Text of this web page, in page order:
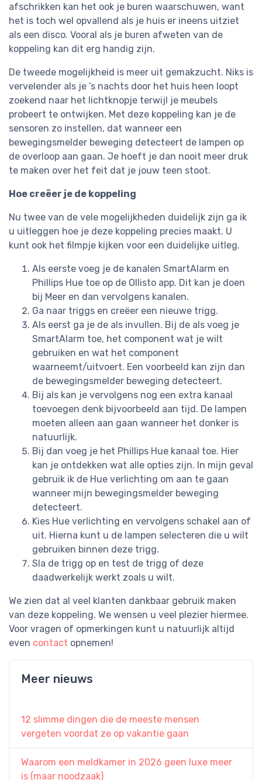
afschrikken kan het ook je buren waarschuwen, want
het is toch wel opvallend als je huis er ineens uitziet
als een disco. Vooral als je buren afweten van de
koppeling kan dit erg handig zijn.
De tweede mogelijkheid is meer uit gemakzucht. Niks is
vervelender als je ’s nachts door het huis heen loopt
zoekend naar het lichtknopje terwijl je meubels
probeert te ontwijken. Met deze koppeling kan je de
sensoren zo instellen, dat wanneer een
bewegingsmelder beweging detecteert de lampen op
de overloop aan gaan. Je hoeft je dan nooit meer druk
te maken over het feit dat je jouw teen stoot.
Hoe creëer je de koppeling
Nu twee van de vele mogelijkheden duidelijk zijn ga ik
u uitleggen hoe je deze koppeling precies maakt. U
kunt ook het filmpje kijken voor een duidelijke uitleg.
Als eerste voeg je de kanalen SmartAlarm en
Phillips Hue toe op de Ollisto app. Dit kan je doen
bij Meer en dan vervolgens kanalen.
Ga naar triggs en creëer een nieuwe trigg.
Als eerst ga je de als invullen. Bij de als voeg je
SmartAlarm toe, het component wat je wilt
gebruiken en wat het component
waarneemt/uitvoert. Een voorbeeld kan zijn dan
de bewegingsmelder beweging detecteert.
Bij als kan je vervolgens nog een extra kanaal
toevoegen denk bijvoorbeeld aan tijd. De lampen
moeten alleen aan gaan wanneer het donker is
natuurlijk.
Bij dan voeg je het Phillips Hue kanaal toe. Hier
kan je ontdekken wat alle opties zijn. In mijn geval
gebruik ik de Hue verlichting om aan te gaan
wanneer mijn bewegingsmelder beweging
detecteert.
Kies Hue verlichting en vervolgens schakel aan of
uit. Hierna kunt u de lampen selecteren die u wilt
gebruiken binnen deze trigg.
Sla de trigg op en test de trigg of deze
daadwerkelijk werkt zoals u wilt.
We zien dat al veel klanten dankbaar gebruik maken
van deze koppeling. We wensen u veel plezier hiermee.
Voor vragen of opmerkingen kunt u natuurlijk altijd
even contact opnemen!
Meer nieuws
12 slimme dingen die de meeste mensen
vergeten voordat ze op vakantie gaan
Waarom een meldkamer in 2026 geen luxe meer
is (maar noodzaak)